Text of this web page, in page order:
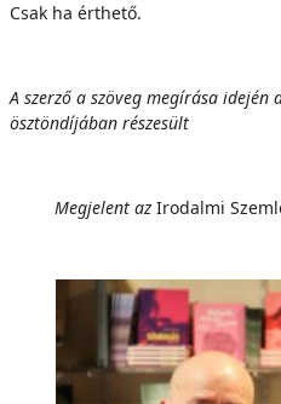
Csak ha érthető.
A szerző a szöveg megírása idején
ösztöndíjában részesült
Megjelent az Irodalmi